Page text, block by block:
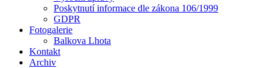
Poskytnutí informace dle zákona 106/1999
GDPR
Fotogalerie
Balkova Lhota
Kontakt
Archiv